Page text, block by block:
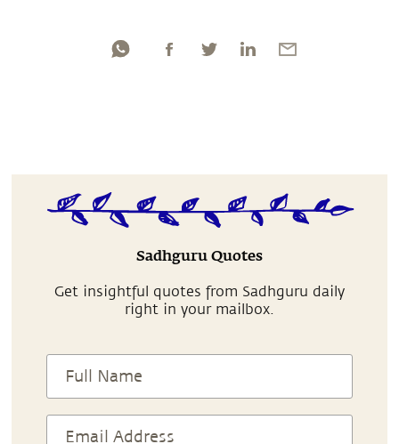
Sadhguru Quotes
Get insightful quotes from Sadhguru daily
right in your mailbox.